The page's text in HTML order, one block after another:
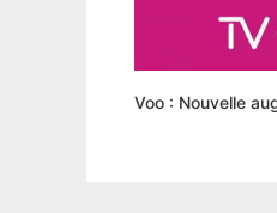
Voo : Nouvelle